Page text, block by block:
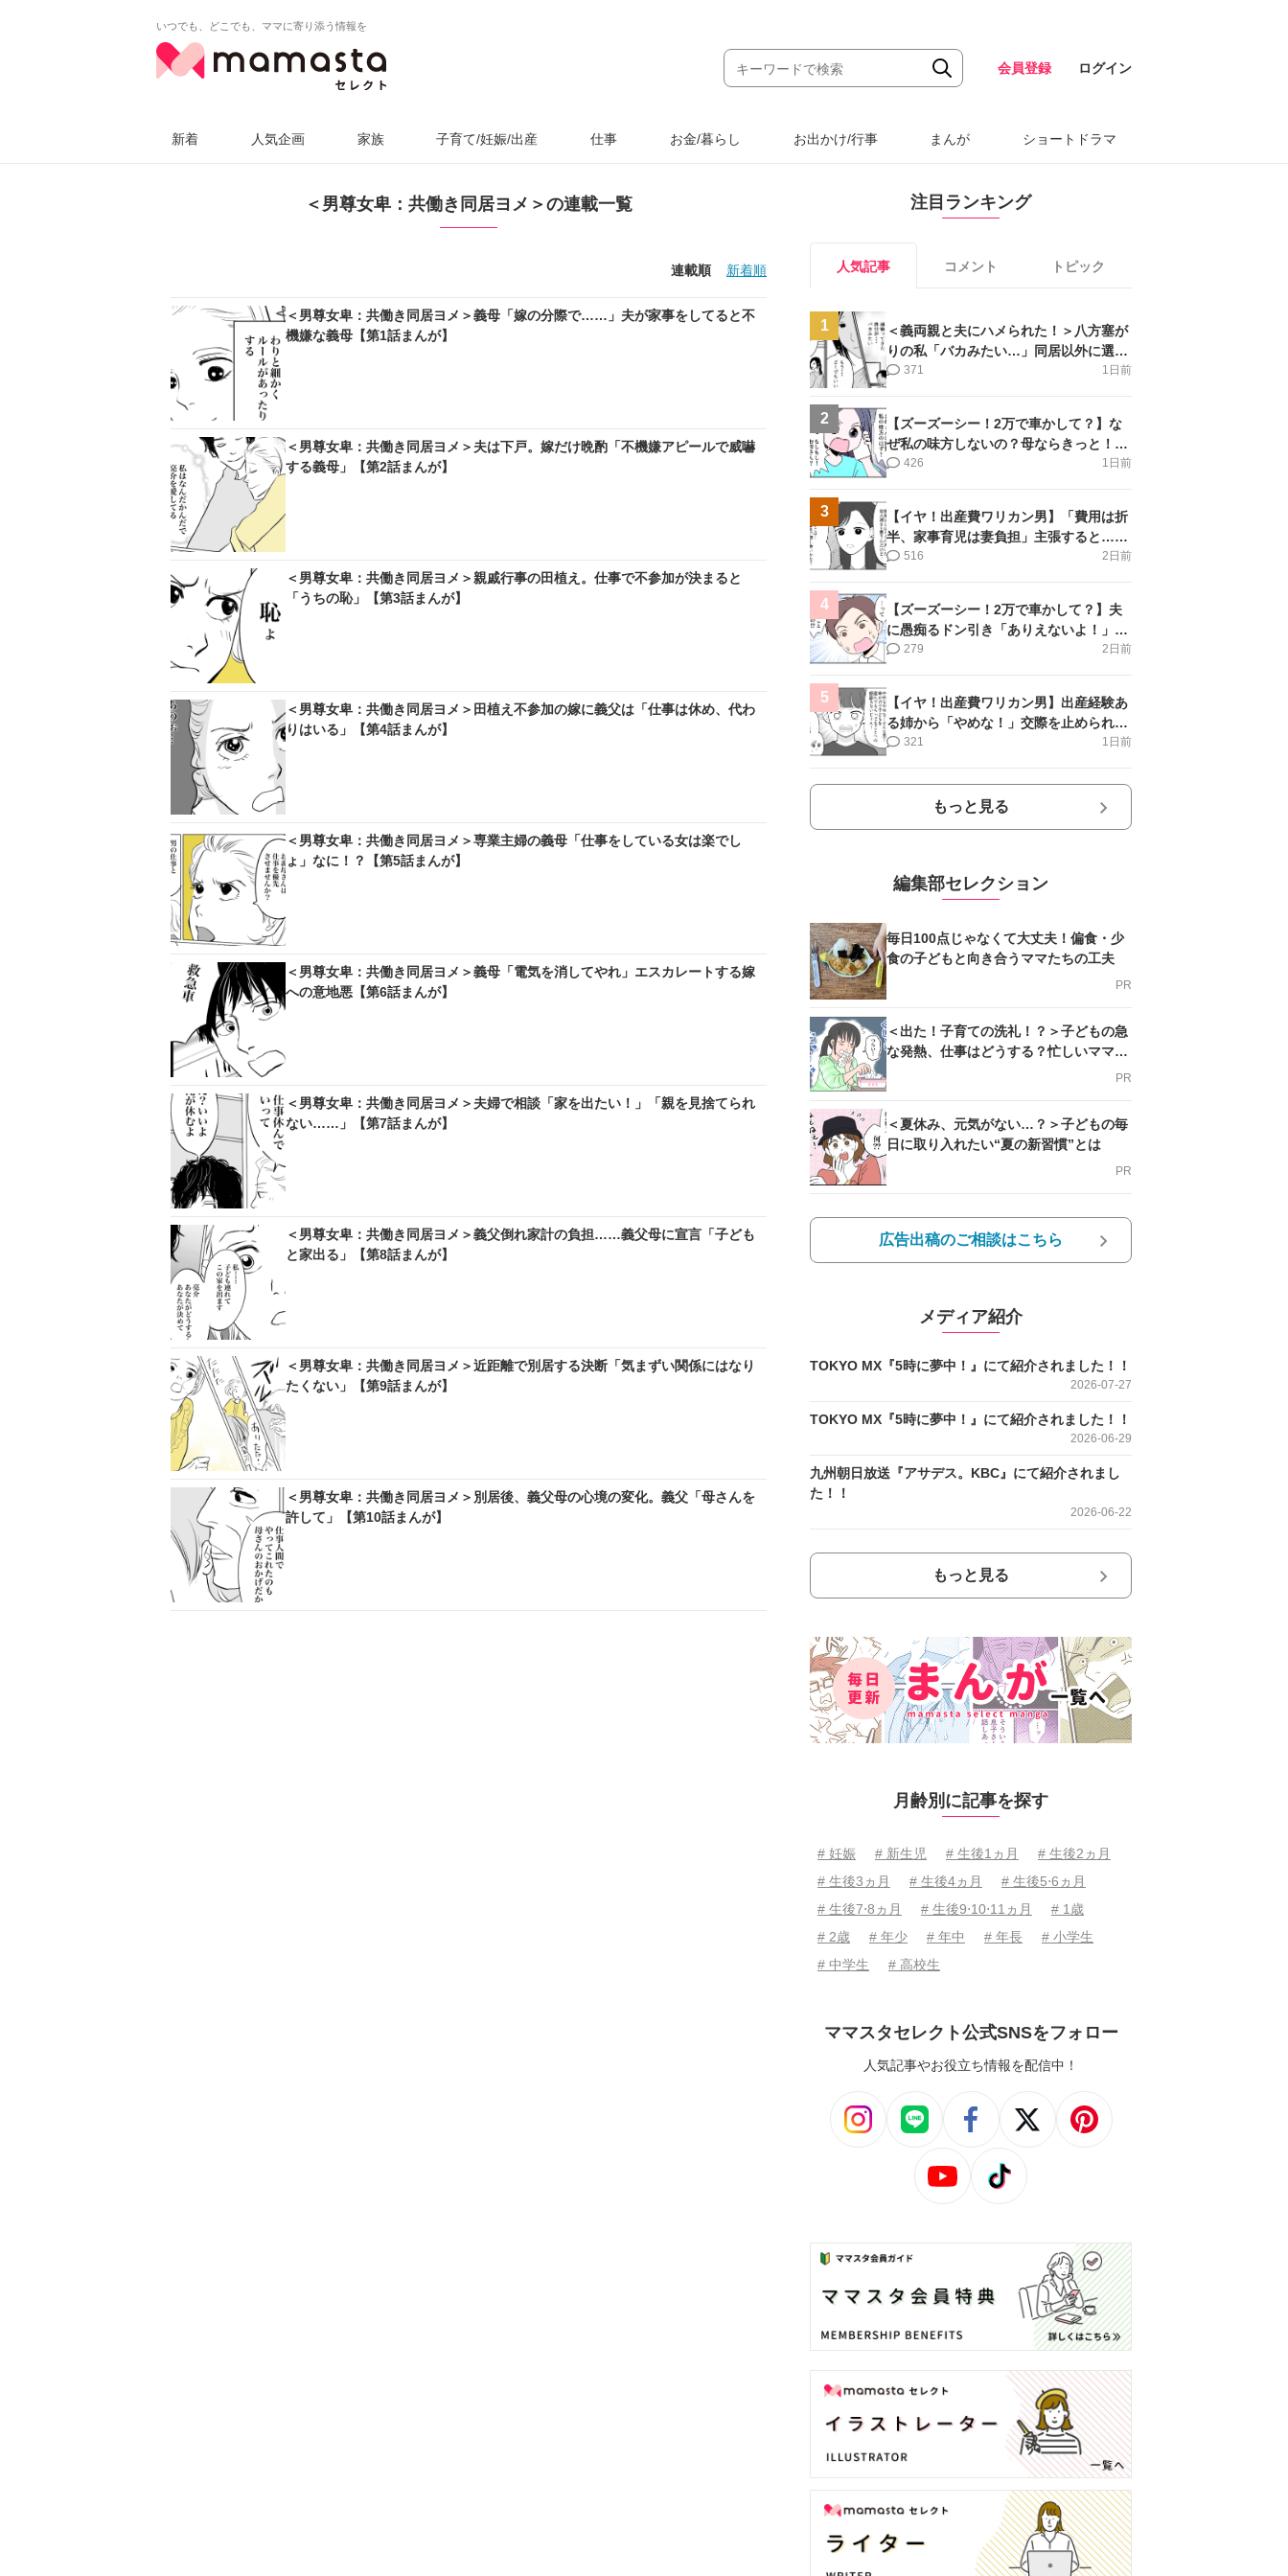
いつでも、どこでも、ママに寄り添う情報を
会員登録 ログイン
新着 人気企画 家族 子育て/妊娠/出産 仕事 お金/暮らし お出かけ/行事 まんが ショートドラマ
＜男尊女卑：共働き同居ヨメ＞の連載一覧
連載順 新着順
＜男尊女卑：共働き同居ヨメ＞義母「嫁の分際で……」夫が家事をしてると不
機嫌な義母【第1話まんが】
＜男尊女卑：共働き同居ヨメ＞夫は下戸。嫁だけ晩酌「不機嫌アピールで威嚇
する義母」【第2話まんが】
＜男尊女卑：共働き同居ヨメ＞親戚行事の田植え。仕事で不参加が決まると
「うちの恥」【第3話まんが】
＜男尊女卑：共働き同居ヨメ＞田植え不参加の嫁に義父は「仕事は休め、代わ
りはいる」【第4話まんが】
＜男尊女卑：共働き同居ヨメ＞専業主婦の義母「仕事をしている女は楽でし
ょ」なに！？【第5話まんが】
＜男尊女卑：共働き同居ヨメ＞義母「電気を消してやれ」エスカレートする嫁
への意地悪【第6話まんが】
＜男尊女卑：共働き同居ヨメ＞夫婦で相談「家を出たい！」「親を見捨てられ
ない……」【第7話まんが】
＜男尊女卑：共働き同居ヨメ＞義父倒れ家計の負担……義父母に宣言「子ども
と家出る」【第8話まんが】
＜男尊女卑：共働き同居ヨメ＞近距離で別居する決断「気まずい関係にはなり
たくない」【第9話まんが】
＜男尊女卑：共働き同居ヨメ＞別居後、義父母の心境の変化。義父「母さんを
許して」【第10話まんが】
注目ランキング
人気記事 コメント トピック
1
＜義両親と夫にハメられた！＞八方塞が
りの私「バカみたい…」同居以外に選択
肢がない【第5話まんが】
1日前
371
2
【ズーズーシー！2万で車かして？】な
ぜ私の味方しないの？母ならきっと！＜
第17話＞#4コマ母道場
1日前
426
3
【イヤ！出産費ワリカン男】「費用は折
半、家事育児は妻負担」主張すると…＜
第11話＞#4コマ母道場
2日前
516
4
【ズーズーシー！2万で車かして？】夫
に愚痴るドン引き「ありえないよ！」＜
第16話＞#4コマ母道場
2日前
279
5
【イヤ！出産費ワリカン男】出産経験あ
る姉から「やめな！」交際を止められ＜
第12話＞#4コマ母道場
1日前
321
もっと見る
編集部セレクション
毎日100点じゃなくて大丈夫！偏食・少
食の子どもと向き合うママたちの工夫
PR
＜出た！子育ての洗礼！？＞子どもの急
な発熱、仕事はどうする？忙しいママを
PR
＜夏休み、元気がない…？＞子どもの毎
日に取り入れたい“夏の新習慣”とは
PR
広告出稿のご相談はこちら
メディア紹介
TOKYO MX『5時に夢中！』にて紹介されました！！
2026-07-27
TOKYO MX『5時に夢中！』にて紹介されました！！
2026-06-29
九州朝日放送『アサデス。KBC』にて紹介されまし
た！！
2026-06-22
もっと見る
月齢別に記事を探す
# 妊娠 # 新生児 # 生後1ヵ月
# 生後2ヵ月
# 生後3ヵ月
# 生後4ヵ月
# 生後5⋅6ヵ月
# 生後7⋅8ヵ月
# 生後9⋅10⋅11ヵ月
# 1歳
# 2歳
# 年少 # 年中 # 年長
# 小学生
# 中学生
# 高校生
ママスタセレクト公式SNSをフォロー
人気記事やお役立ち情報を配信中！